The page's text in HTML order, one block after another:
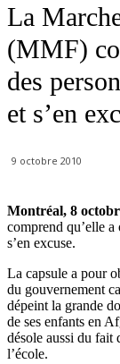
La
(MMF)
des
et s’en
9 octobre 2010
Montréal, 8
comprend qu’elle a
s’en excuse.
La capsule a pour
du gouvernement
dépeint la grande
de ses enfants en
désole aussi du fait
l’école.